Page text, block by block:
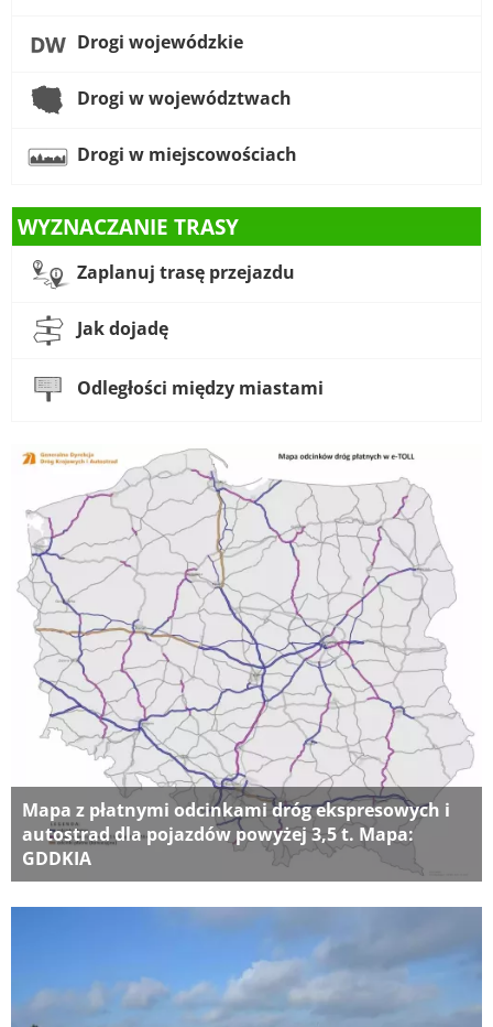
Drogi wojewódzkie
Drogi w województwach
Drogi w miejscowościach
WYZNACZANIE TRASY
Zaplanuj trasę przejazdu
Jak dojadę
Odległości między miastami
Mapa z płatnymi odcinkami dróg ekspresowych i
autostrad dla pojazdów powyżej 3,5 t. Mapa:
GDDKIA